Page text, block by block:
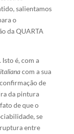
salientamos
o
da QUARTA
é, com a
com a sua
de
da pintura
de que o
se
entre